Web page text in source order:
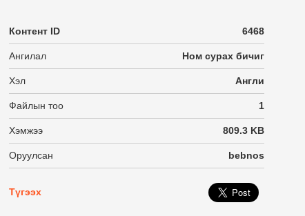
Контент ID 6468
Ангилал Ном сурах бичиг
Хэл Англи
Файлын тоо 1
Хэмжээ 809.3 KB
Оруулсан bebnos
Түгээх